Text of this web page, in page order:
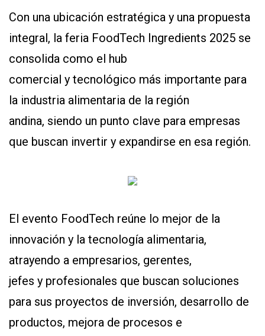
Con una ubicación estratégica y una propuesta
integral, la feria FoodTech Ingredients 2025 se
consolida como el hub
comercial y tecnológico más importante para
la industria alimentaria de la región
andina, siendo un punto clave para empresas
que buscan invertir y expandirse en esa región.
El evento FoodTech reúne lo mejor de la
innovación y la tecnología alimentaria,
atrayendo a empresarios, gerentes,
jefes y profesionales que buscan soluciones
para sus proyectos de inversión, desarrollo de
productos, mejora de procesos e